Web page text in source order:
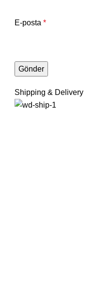
E-posta *
Shipping & Delivery